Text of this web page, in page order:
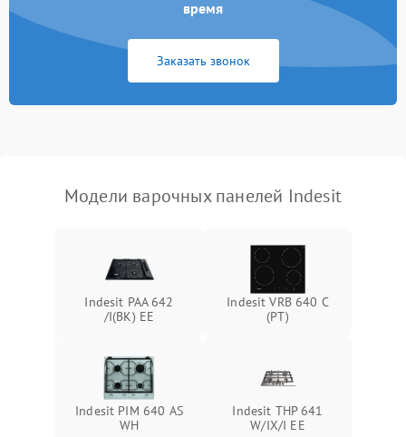
время
Заказать звонок
Модели варочных панелей Indesit
Indesit PAA 642
/I(BK) EE
Indesit VRB 640 C
(PT)
Indesit PIM 640 AS
WH
Indesit THP 641
W/IX/I EE